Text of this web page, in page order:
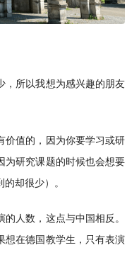
，所以我想为感兴趣的朋友
价值的，因为你要学习或研
为研究课题的时候也会想要
却很少）。
人数，这点与中国相反。
想在德国教学生，只有表演